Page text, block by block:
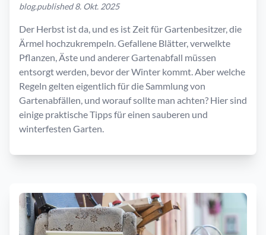
blog.published 8. Okt. 2025
Der Herbst ist da, und es ist Zeit für Gartenbesitzer, die
Ärmel hochzukrempeln. Gefallene Blätter, verwelkte
Pflanzen, Äste und anderer Gartenabfall müssen
entsorgt werden, bevor der Winter kommt. Aber welche
Regeln gelten eigentlich für die Sammlung von
Gartenabfällen, und worauf sollte man achten? Hier sind
einige praktische Tipps für einen sauberen und
winterfesten Garten.